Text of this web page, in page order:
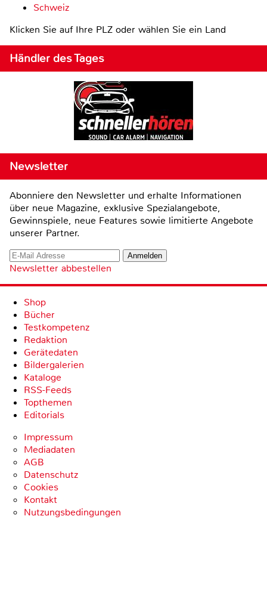
Schweiz
Klicken Sie auf Ihre PLZ oder wählen Sie ein Land
Händler des Tages
Newsletter
Abonniere den Newsletter und erhalte Informationen
über neue Magazine, exklusive Spezialangebote,
Gewinnspiele, neue Features sowie limitierte Angebote
unserer Partner.
Newsletter abbestellen
Shop
Bücher
Testkompetenz
Redaktion
Gerätedaten
Bildergalerien
Kataloge
RSS-Feeds
Topthemen
Editorials
Impressum
Mediadaten
AGB
Datenschutz
Cookies
Kontakt
Nutzungsbedingungen